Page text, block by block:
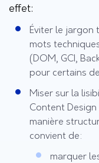
effet:
Éviter le jargon
mots
(DOM, GCI,
pour certains
Miser sur la
Content
manière
convient de:
marquer